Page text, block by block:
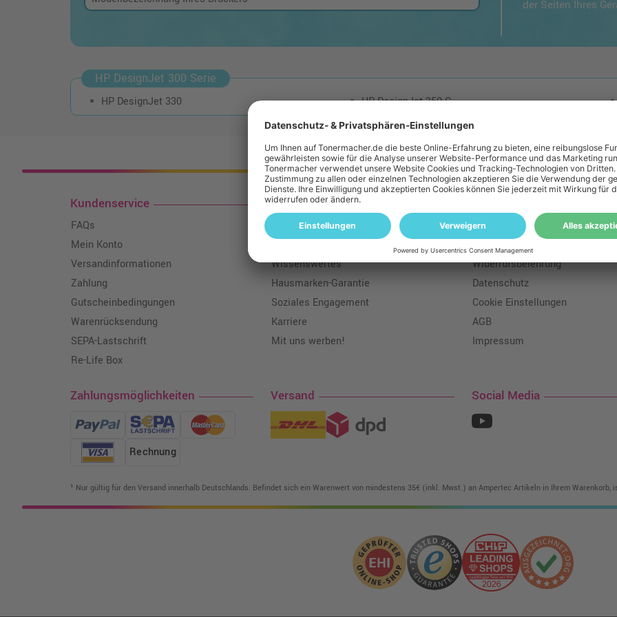
der Seiten Ihres
HP DesignJet 300 Serie
HP DesignJet 330 HP DesignJet 350 C
Kostenloser Versand: ab einem Ampertec Warenwert von 35€ liefern wir
Kundenservice
FAQs
Mein Konto
Versandinformationen
Zahlung
Gutscheinbedingungen
Warenrücksendung
SEPA-Lastschrift
Re-Life Box
Tonermacher
Über uns
Wissenswertes
Hausmarken-Garantie
Soziales Engagement
Karriere
Mit uns werben!
Geld-Zurück-Garantie
Batteriegesetz
Widerrufsbelehrung
Datenschutz
Cookie Einstellungen
AGB
Impressum
Zahlungsmöglichkeiten
Rechnung
Versand Social Media
¹ Nur gültig für den Versand innerhalb Deutschlands. Befindet sich ein Warenwert von mindestens 35€ (inkl. Mwst.) an Ampertec Artikeln in Ihrem Warenkorb,